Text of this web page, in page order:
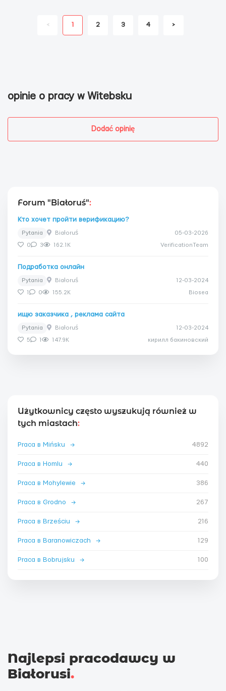
< 1 2 3 4 >
opinie o pracy w Witebsku
Dodać opinię
Forum "Białoruś":
Кто хочет пройти верификацию?
Pytania Białoruś 05-03-2026
0 3 162.1K VerificationTeam
Подработка онлайн
Pytania Białoruś 12-03-2024
1 0 155.2K Biosea
ищю заказчика , реклама сайта
Pytania Białoruś 12-03-2024
5 1 147.9K кирилл бакиновский
Użytkownicy często wyszukują również w
tych miastach:
Praca в Mińsku → 4892
Praca в Homlu → 440
Praca в Mohylewie → 386
Praca в Grodno → 267
Praca в Brześciu → 216
Praca в Baranowiczach → 129
Praca в Bobrujsku → 100
Najlepsi pracodawcy w
Białorusi.